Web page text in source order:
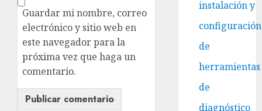
Guardar mi nombre, correo
electrónico y sitio web en
este navegador para la
próxima vez que haga un
comentario.
instalación y
configuración
de
herramientas
de
diagnóstico